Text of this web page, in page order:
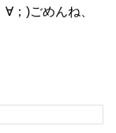
；)ごめんね、